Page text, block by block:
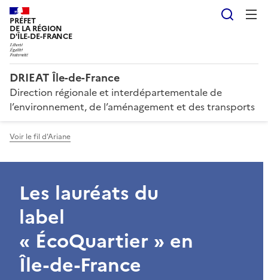
PRÉFET
DE LA RÉGION
D'ÎLE-DE-FRANCE
DRIEAT Île-de-France
Direction régionale et interdépartementale de
l’environnement, de l’aménagement et des transports
Voir le fil d'Ariane
Les lauréats du
label
« ÉcoQuartier » en
Île-de-France